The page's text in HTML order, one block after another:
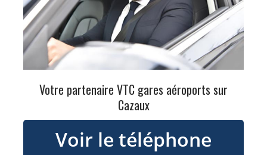
Votre partenaire VTC gares aéroports sur
Cazaux